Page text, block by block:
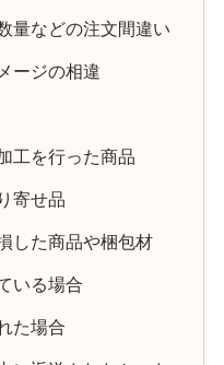
量などの注文間違い
ージの相違
工を行った商品
寄せ品
した商品や梱包材
いる場合
た場合